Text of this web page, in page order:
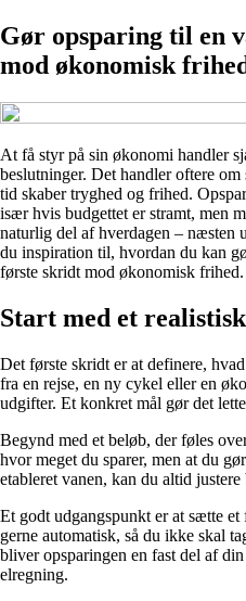
Gør opsparing til en
mod økonomisk
At få styr på sin økonomi handler
beslutninger. Det handler oftere
tid skaber tryghed og frihed.
især hvis budgettet er stramt, men
naturlig del af hverdagen – næsten
du inspiration til, hvordan du kan
første skridt mod økonomisk frihed.
Start med et
Det første skridt er at definere,
fra en rejse, en ny cykel eller en
udgifter. Et konkret mål gør det
Begynd med et beløb, der føles
hvor meget du sparer, men at du
etableret vanen, kan du altid justere
Et godt udgangspunkt er at sætte
gerne automatisk, så du ikke skal
bliver opsparingen en fast del af
elregning.